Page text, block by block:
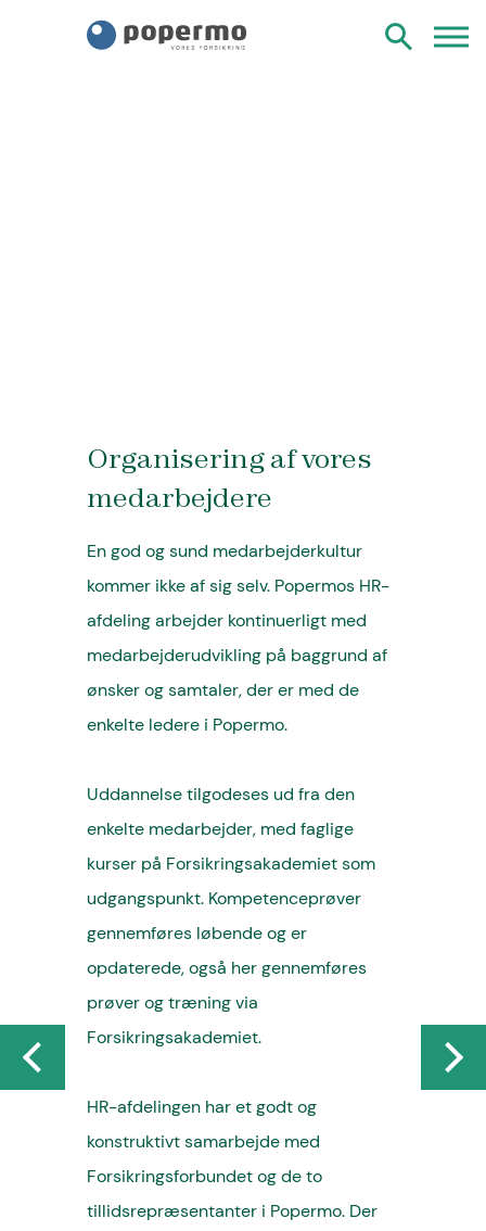
Organisering af vores
medarbejdere
En god og sund medarbejderkultur
kommer ikke af sig selv. Popermos HR-
afdeling arbejder kontinuerligt med
medarbejderudvikling på baggrund af
ønsker og samtaler, der er med de
enkelte ledere i Popermo.
Uddannelse tilgodeses ud fra den
enkelte medarbejder, med faglige
kurser på Forsikringsakademiet som
udgangspunkt. Kompetenceprøver
gennemføres løbende og er
opdaterede, også her gennemføres
prøver og træning via
Forsikringsakademiet.
HR-afdelingen har et godt og
konstruktivt samarbejde med
Forsikringsforbundet og de to
tillidsrepræsentanter i Popermo. Der